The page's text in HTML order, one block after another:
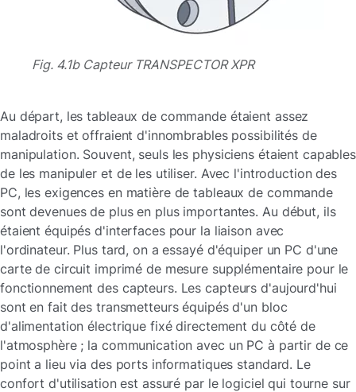
Fig. 4.1b Capteur TRANSPECTOR XPR
Au départ, les tableaux de commande étaient assez
maladroits et offraient d'innombrables possibilités de
manipulation. Souvent, seuls les physiciens étaient capables
de les manipuler et de les utiliser. Avec l'introduction des
PC, les exigences en matière de tableaux de commande
sont devenues de plus en plus importantes. Au début, ils
étaient équipés d'interfaces pour la liaison avec
l'ordinateur. Plus tard, on a essayé d'équiper un PC d'une
carte de circuit imprimé de mesure supplémentaire pour le
fonctionnement des capteurs. Les capteurs d'aujourd'hui
sont en fait des transmetteurs équipés d'un bloc
d'alimentation électrique fixé directement du côté de
l'atmosphère ; la communication avec un PC à partir de ce
point a lieu via des ports informatiques standard. Le
confort d'utilisation est assuré par le logiciel qui tourne sur